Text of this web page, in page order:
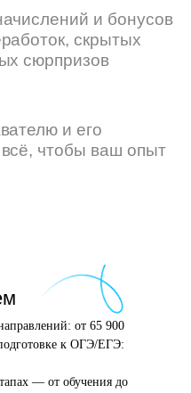
от 65 900
к ОГЭ/ЕГЭ:
— от обучения до